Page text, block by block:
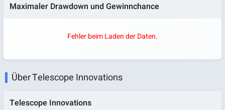
Maximaler Drawdown und Gewinnchance
Fehler beim Laden der Daten.
Über Telescope Innovations
Telescope Innovations